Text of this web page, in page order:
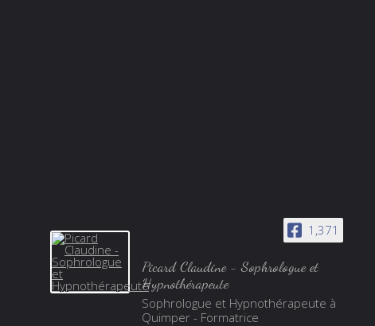
1,371
Picard Claudine - Sophrologue et
Hypnothérapeute
Sophrologue et Hypnothérapeute à
Quimper - Formatrice